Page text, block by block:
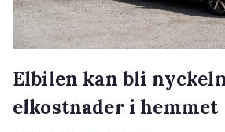
Elbilen kan bli
elkostnader i hemmet